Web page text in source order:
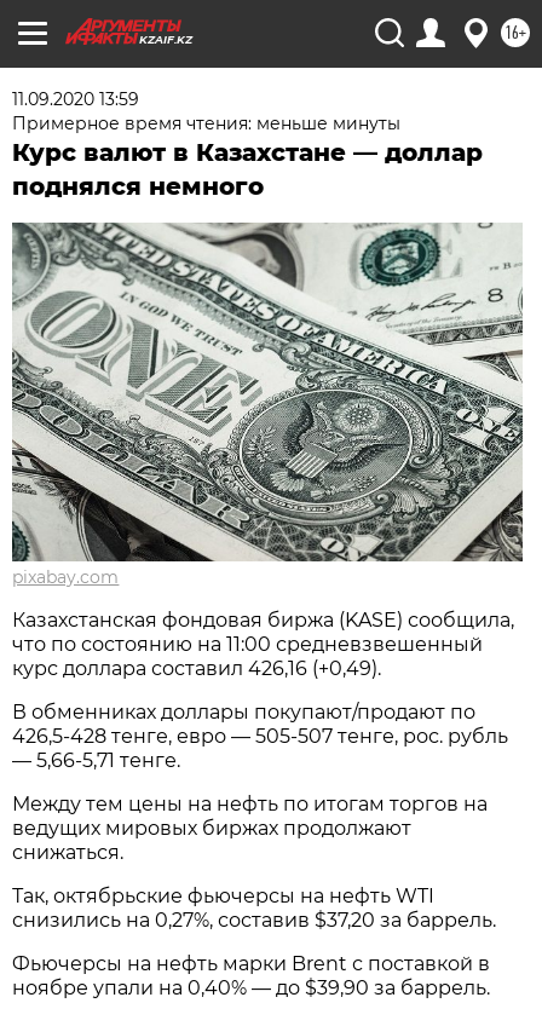
KZAIF.KZ 16+
11.09.2020 13:59
Примерное время чтения: меньше минуты
Курс валют в Казахстане — доллар
поднялся немного
pixabay.com
Казахстанская фондовая биржа (KASE) сообщила,
что по состоянию на 11:00 средневзвешенный
курс доллара составил 426,16 (+0,49).
В обменниках доллары покупают/продают по
426,5-428 тенге, евро — 505-507 тенге, рос. рубль
— 5,66-5,71 тенге.
Между тем цены на нефть по итогам торгов на
ведущих мировых биржах продолжают
снижаться.
Так, октябрьские фьючерсы на нефть WTI
снизились на 0,27%, составив $37,20 за баррель.
Фьючерсы на нефть марки Brent с поставкой в
ноябре упали на 0,40% — до $39,90 за баррель.